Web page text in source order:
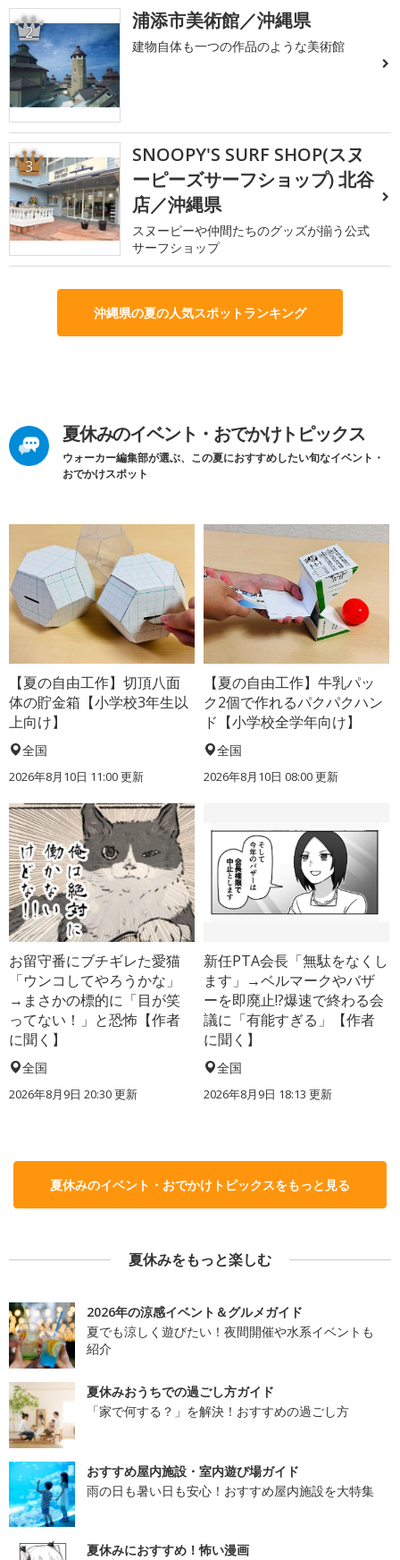
2 浦添市美術館／沖縄県
建物自体も一つの作品のような美術館
3
SNOOPY'S SURF SHOP(スヌ
ーピーズサーフショップ) 北谷
店／沖縄県
スヌーピーや仲間たちのグッズが揃う公式
サーフショップ
沖縄県の夏の人気スポットランキング
夏休みのイベント・おでかけトピックス
ウォーカー編集部が選ぶ、この夏におすすめしたい旬なイベント・
おでかけスポット
【夏の自由工作】切頂八面
体の貯金箱【小学校3年生以
上向け】
全国
2026年8月10日 11:00更新
【夏の自由工作】牛乳パッ
ク2個で作れるパクパクハン
ド【小学校全学年向け】
全国
2026年8月10日 08:00更新
お留守番にブチギレた愛猫
「ウンコしてやろうかな」
→まさかの標的に「目が笑
ってない！」と恐怖【作者
に聞く】
全国
2026年8月9日 20:30更新
新任PTA会長「無駄をなくし
ます」→ベルマークやバザ
ーを即廃止!?爆速で終わる会
議に「有能すぎる」【作者
に聞く】
全国
2026年8月9日 18:13 更新
夏休みのイベント・おでかけトピックスをもっと見る
夏休みをもっと楽しむ
2026年の涼感イベント＆グルメガイド
夏でも涼しく遊びたい！夜間開催や水系イベントも
紹介
夏休みおうちでの過ごし方ガイド
「家で何する？」を解決！おすすめの過ごし方
おすすめ屋内施設・室内遊び場ガイド
雨の日も暑い日も安心！おすすめ屋内施設を大特集
夏休みにおすすめ！怖い漫画